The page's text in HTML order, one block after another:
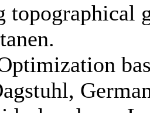
topographical